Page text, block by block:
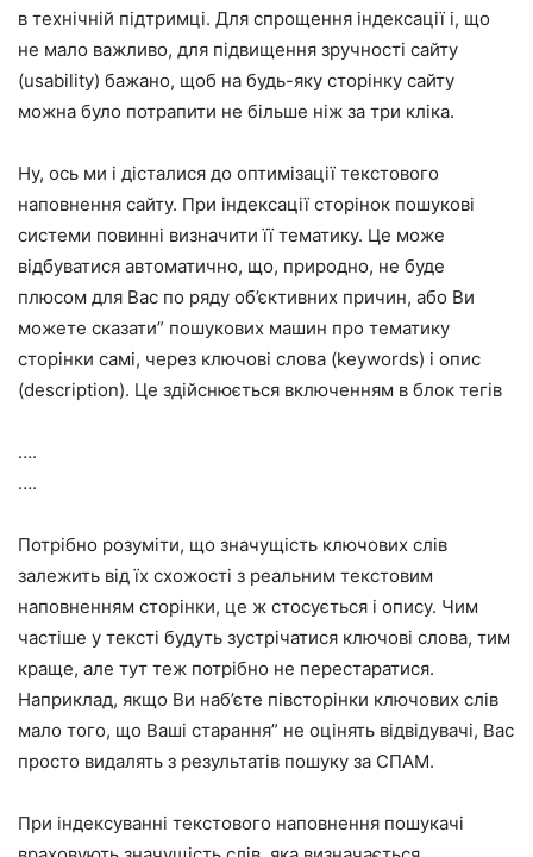
в технічній підтримці. Для спрощення індексації і, що
не мало важливо, для підвищення зручності сайту
(usability) бажано, щоб на будь-яку сторінку сайту
можна було потрапити не більше ніж за три кліка.
Ну, ось ми і дісталися до оптимізації текстового
наповнення сайту. При індексації сторінок пошукові
системи повинні визначити її тематику. Це може
відбуватися автоматично, що, природно, не буде
плюсом для Вас по ряду об’єктивних причин, або Ви
можете сказати” пошукових машин про тематику
сторінки самі, через ключові слова (keywords) і опис
(description). Це здійснюється включенням в блок тегів
….
….
Потрібно розуміти, що значущість ключових слів
залежить від їх схожості з реальним текстовим
наповненням сторінки, це ж стосується і опису. Чим
частіше у тексті будуть зустрічатися ключові слова, тим
краще, але тут теж потрібно не перестаратися.
Наприклад, якщо Ви наб’єте півсторінки ключових слів
мало того, що Ваші старання” не оцінять відвідувачі, Вас
просто видалять з результатів пошуку за СПАМ.
При індексуванні текстового наповнення пошукачі